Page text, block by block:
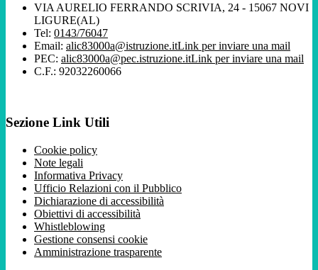
VIA AURELIO FERRANDO SCRIVIA, 24 - 15067 NOVI
LIGURE(AL)
Tel: 0143/76047
Email: alic83000a@istruzione.itLink per inviare una mail
PEC: alic83000a@pec.istruzione.itLink per inviare una mail
C.F.: 92032260066
Sezione Link Utili
Cookie policy
Note legali
Informativa Privacy
Ufficio Relazioni con il Pubblico
Dichiarazione di accessibilità
Obiettivi di accessibilità
Whistleblowing
Gestione consensi cookie
Amministrazione trasparente